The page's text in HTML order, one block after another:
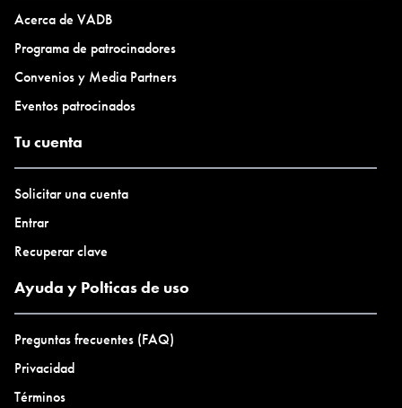
Acerca de VADB
Programa de patrocinadores
Convenios y Media Partners
Eventos patrocinados
Tu cuenta
Solicitar una cuenta
Entrar
Recuperar clave
Ayuda y Polticas de uso
Preguntas frecuentes (FAQ)
Privacidad
Términos